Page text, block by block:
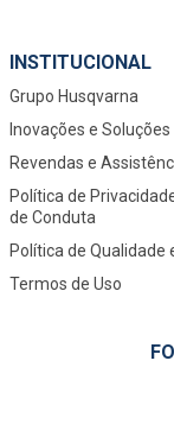
INSTITUCIONAL
Grupo Husqvarna
Inovações e Soluções
Revendas e
Política de
de Conduta
Política de Qualidade
Termos de Uso